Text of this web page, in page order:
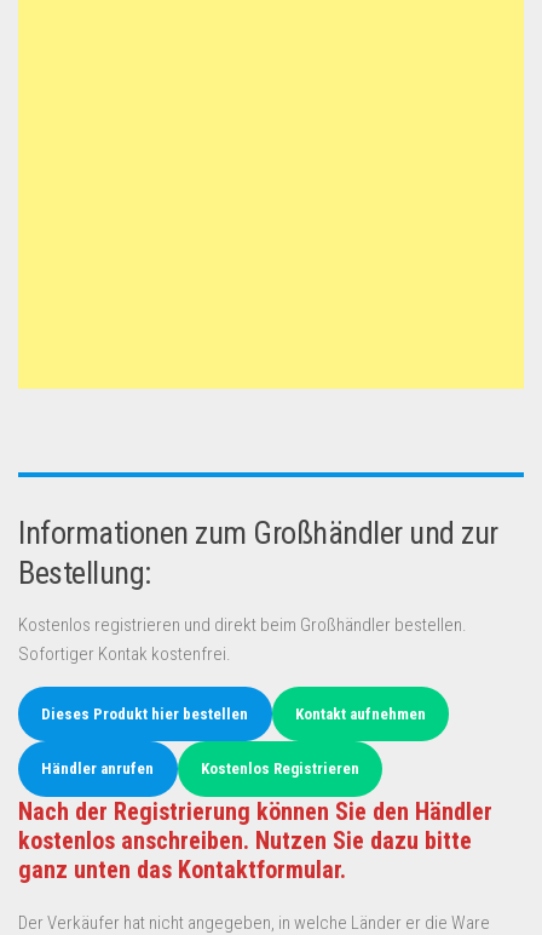
Informationen zum Großhändler und zur
Bestellung:
Kostenlos registrieren und direkt beim Großhändler bestellen.
Sofortiger Kontak kostenfrei.
Dieses Produkt hier bestellen Kontakt aufnehmen
Händler anrufen Kostenlos Registrieren
Nach der Registrierung können Sie den Händler
kostenlos anschreiben. Nutzen Sie dazu bitte
ganz unten das Kontaktformular.
Der Verkäufer hat nicht angegeben, in welche Länder er die Ware